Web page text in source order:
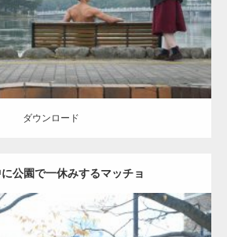
ード
ダウンロード
公園で一休みするマッチョ